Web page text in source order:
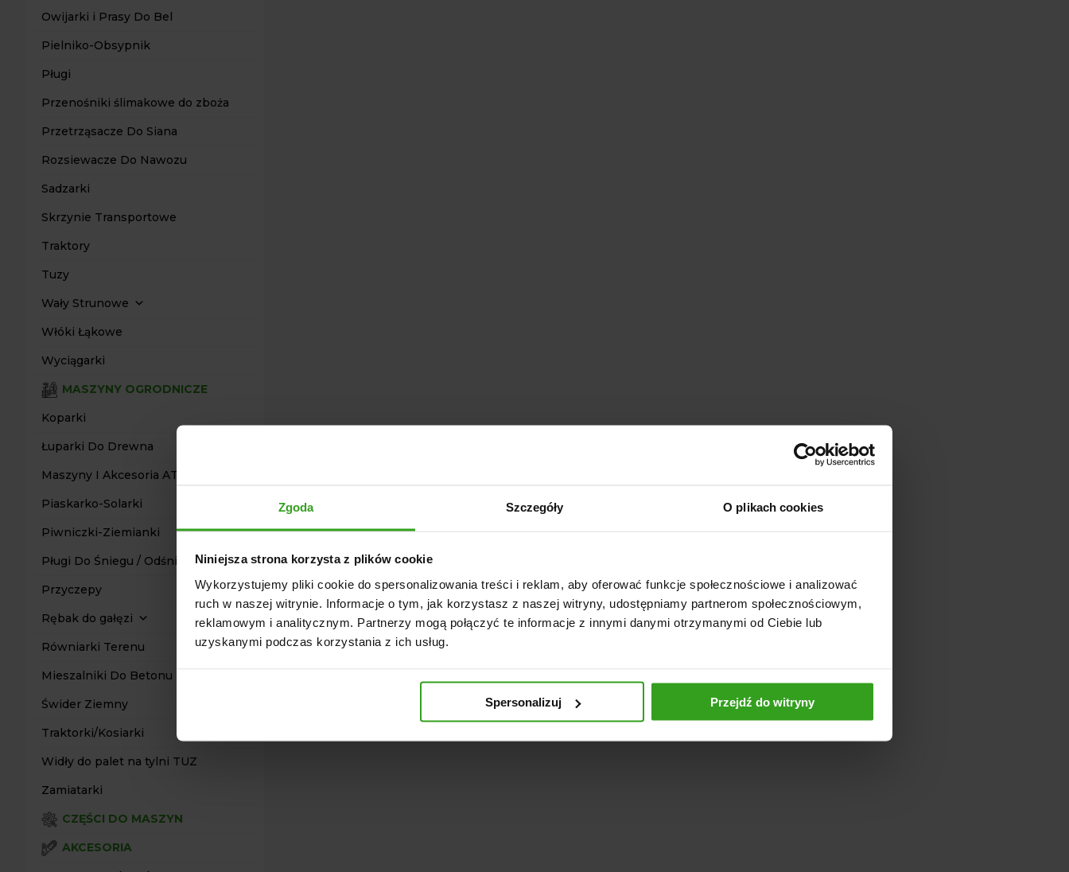
Zgoda Szczegóły O plikach cookies
Niniejsza strona korzysta z plików cookie
Wykorzystujemy pliki cookie do spersonalizowania treści i reklam, aby oferować funkcje społecznościowe i analizować
ruch w naszej witrynie. Informacje o tym, jak korzystasz z naszej witryny, udostępniamy partnerom społecznościowym,
reklamowym i analitycznym. Partnerzy mogą połączyć te informacje z innymi danymi otrzymanymi od Ciebie lub
uzyskanymi podczas korzystania z ich usług.
Spersonalizuj Przejdź do witryny
Owijarki i Prasy Do Bel
Pielniko-Obsypnik
Pługi
Przenośniki ślimakowe do zboża
Przetrząsacze Do Siana
Rozsiewacze Do Nawozu
Sadzarki
Skrzynie Transportowe
Traktory
Tuzy
Wały Strunowe
Włóki Łąkowe
Wyciągarki
MASZYNY OGRODNICZE
Koparki
Łuparki Do Drewna
Maszyny I Akcesoria ATV Quad
Piaskarko-Solarki
Piwniczki-Ziemianki
Pługi Do Śniegu / Odśnieżarki
Przyczepy
Rębak do gałęzi
Równiarki Terenu
Mieszalniki Do Betonu
Świder Ziemny
Traktorki/Kosiarki
Widły do palet na tylni TUZ
Zamiatarki
CZĘŚCI DO MASZYN
AKCESORIA